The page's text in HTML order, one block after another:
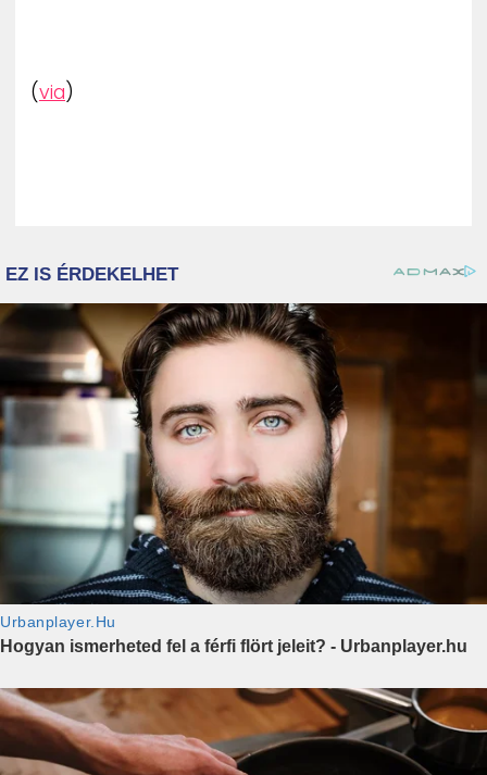
(via)